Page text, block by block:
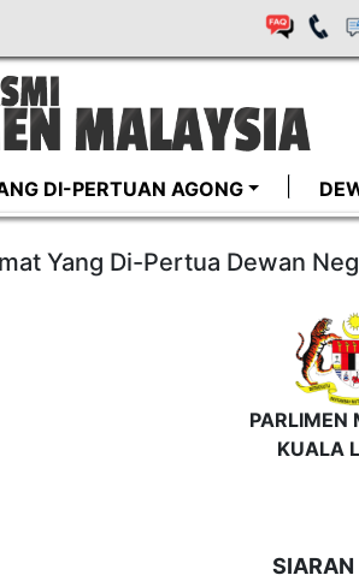
DI-PERTUAN AGONG
Yang Di-Pertua Dewan
PARLIMEN
KUALA
SIARAN